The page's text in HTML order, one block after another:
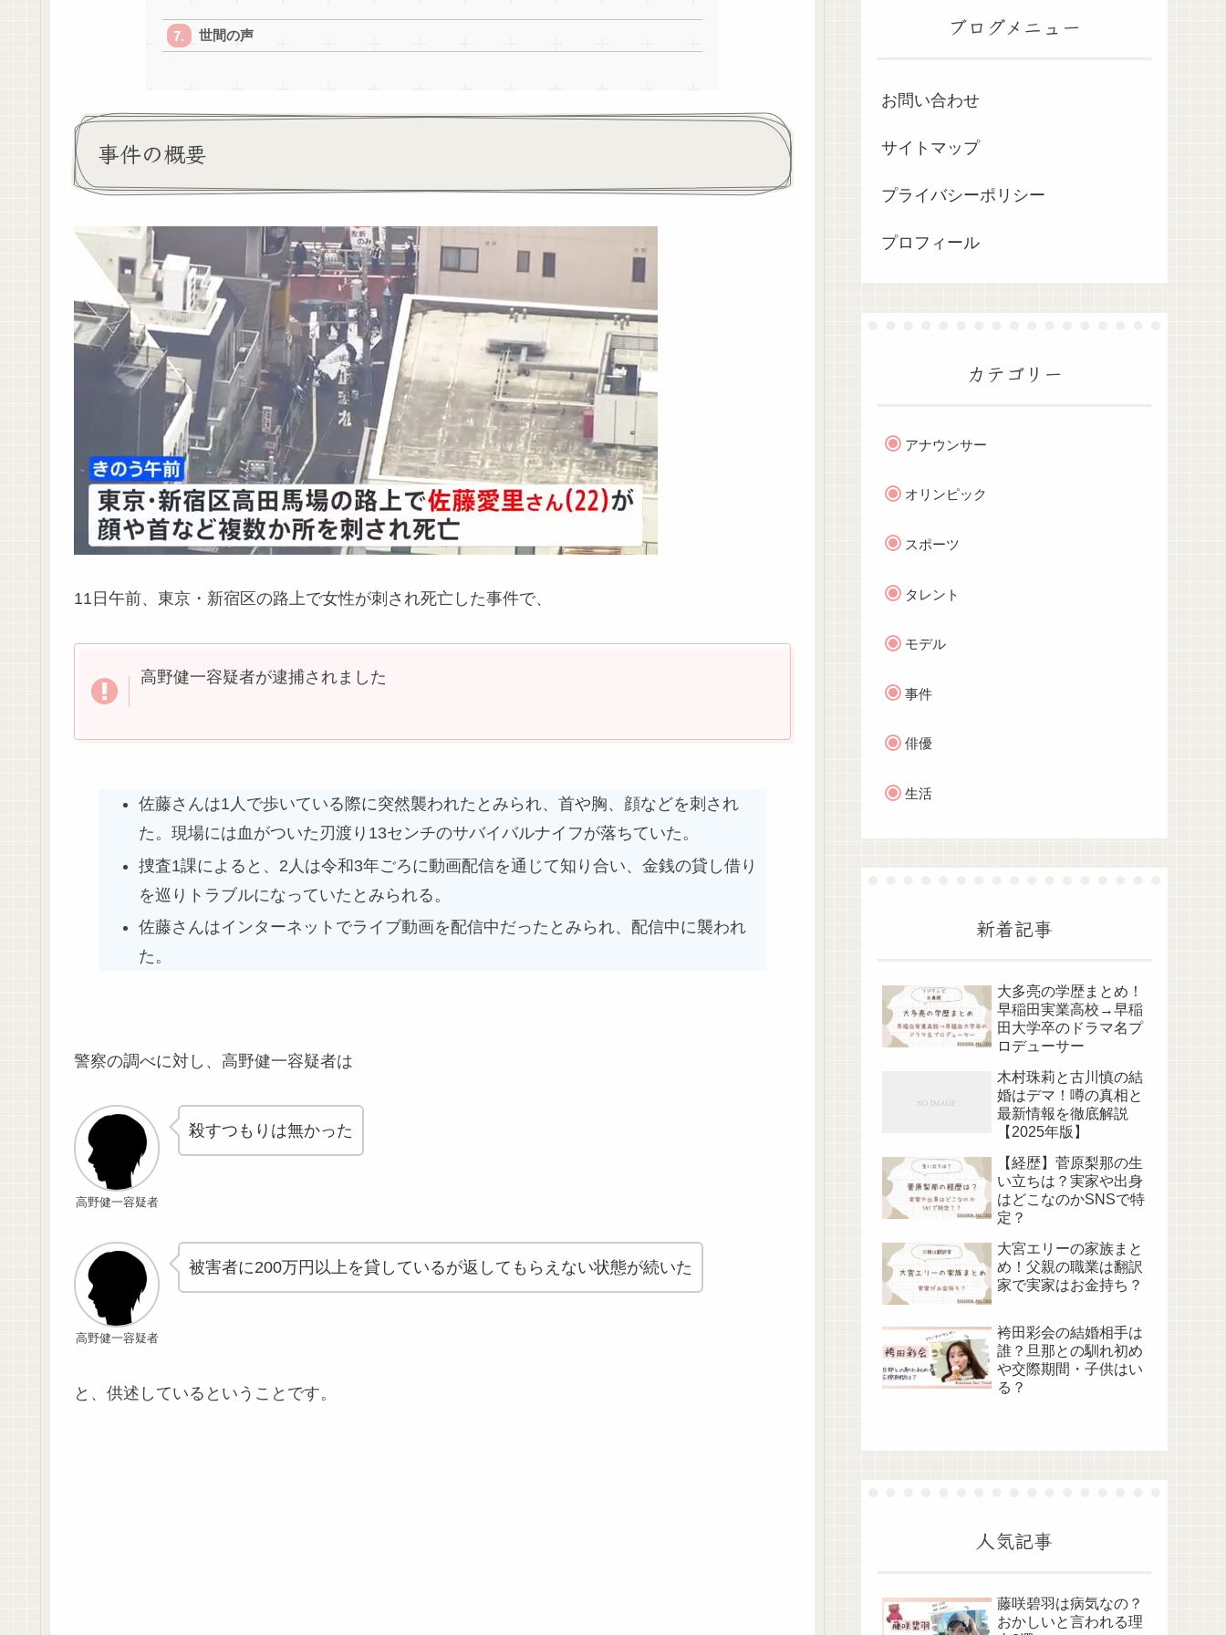
世間の声
事件の概要
11日午前、東京・新宿区の路上で女性が刺され死亡した事件で、
高野健一容疑者が逮捕されました
佐藤さんは1人で歩いている際に突然襲われたとみられ、首や胸、顔などを刺され
た。現場には血がついた刃渡り13センチのサバイバルナイフが落ちていた。
捜査1課によると、2人は令和3年ごろに動画配信を通じて知り合い、金銭の貸し借り
を巡りトラブルになっていたとみられる。
佐藤さんはインターネットでライブ動画を配信中だったとみられ、配信中に襲われ
た。
警察の調べに対し、高野健一容疑者は
高野健一容疑者
殺すつもりは無かった
高野健一容疑者
被害者に200万円以上を貸しているが返してもらえない状態が続いた
と、供述しているということです。
ブログメニュー
お問い合わせ
サイトマップ
プライバシーポリシー
プロフィール
カテゴリー
アナウンサー
オリンピック
スポーツ
タレント
モデル
事件
俳優
生活
新着記事
大多亮の学歴まとめ！
早稲田実業高校→早稲
田大学卒のドラマ名プ
ロデューサー
木村珠莉と古川慎の結
婚はデマ！噂の真相と
最新情報を徹底解説
【2025年版】
【経歴】菅原梨那の生
い立ちは？実家や出身
はどこなのかSNSで特
定？
大宮エリーの家族まと
め！父親の職業は翻訳
家で実家はお金持ち？
袴田彩会の結婚相手は
誰？旦那との馴れ初め
や交際期間・子供はい
る？
人気記事
藤咲碧羽は病気なの？
おかしいと言われる理